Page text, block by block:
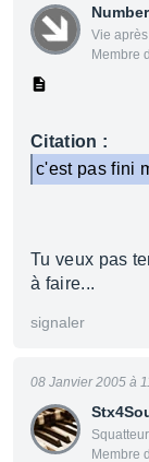
Vie après
Membre
Citation :
c'est pas fini
Tu veux pas
à faire...
signaler
Membre
08 Janvier 2005 à